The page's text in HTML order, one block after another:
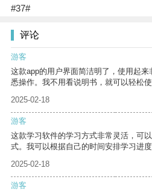
#37#
评论
游客
这款app的用户界面简洁明了，使用起
悉操作。我不用看说明书，就可以轻松使
2025-02-18
游客
这款学习软件的学习方式非常灵活，可
式。我可以根据自己的时间安排学习进度
2025-02-18
游客